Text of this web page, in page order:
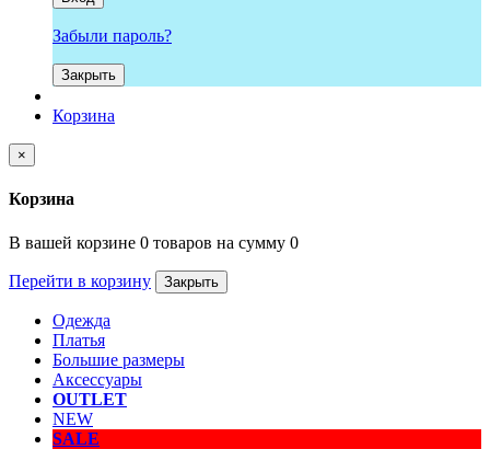
Забыли пароль?
Закрыть
Корзина
×
Корзина
В вашей корзине 0 товаров на сумму 0
Перейти в корзину Закрыть
Одежда
Платья
Большие размеры
Аксессуары
OUTLET
NEW
SALE